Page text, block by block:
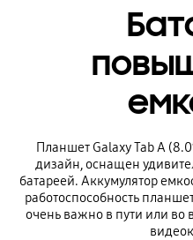
Планшет Galaxy Tab A
дизайн, оснащен
батареей. Аккумулятор
работоспособность
очень важно в пути или во